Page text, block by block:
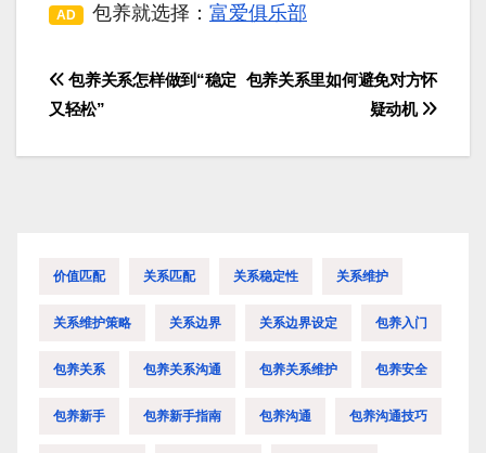
AD 包养就选择： 富爱俱乐部
文
导
包养关系里如何避免对方怀
疑动机
包养关系怎样做到“稳定
又轻松”
价值匹配 关系匹配 关系稳定性 关系维护
关系维护策略 关系边界 关系边界设定 包养入门
包养关系 包养关系沟通 包养关系维护 包养安全
包养新手 包养新手指南 包养沟通 包养沟通技巧